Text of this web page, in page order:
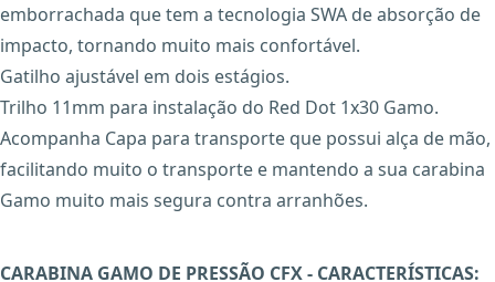
emborrachada que tem a tecnologia SWA de absorção de
impacto, tornando muito mais confortável.
Gatilho ajustável em dois estágios.
Trilho 11mm para instalação do Red Dot 1x30 Gamo.
Acompanha Capa para transporte que possui alça de mão,
facilitando muito o transporte e mantendo a sua carabina
Gamo muito mais segura contra arranhões.
CARABINA GAMO DE PRESSÃO CFX - CARACTERÍSTICAS: